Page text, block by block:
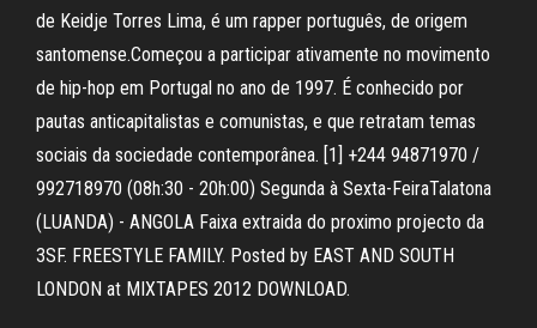
de Keidje Torres Lima, é um rapper português, de origem
santomense.Começou a participar ativamente no movimento
de hip-hop em Portugal no ano de 1997. É conhecido por
pautas anticapitalistas e comunistas, e que retratam temas
sociais da sociedade contemporânea. [1] +244 94871970 /
992718970 (08h:30 - 20h:00) Segunda à Sexta-FeiraTalatona
(LUANDA) - ANGOLA Faixa extraida do proximo projecto da
3SF. FREESTYLE FAMILY. Posted by EAST AND SOUTH
LONDON at MIXTAPES 2012 DOWNLOAD.